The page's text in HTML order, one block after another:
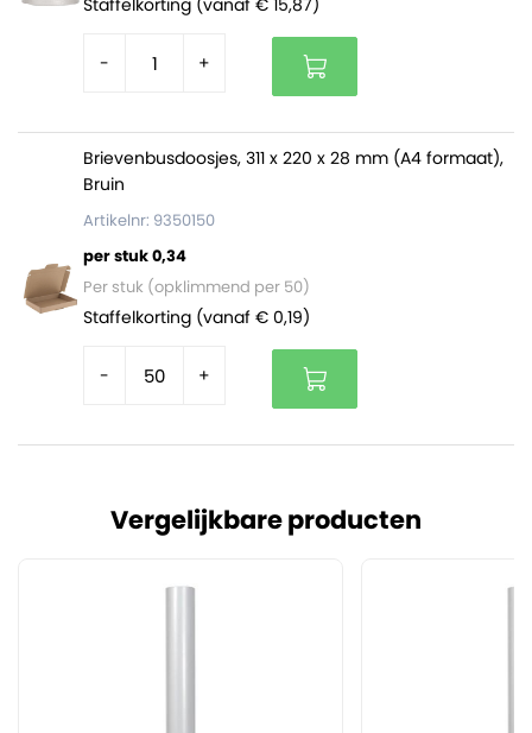
- +
Brievenbusdoosjes, 311 x 220 x 28 mm (A4 formaat),
Bruin
Artikelnr: 9350150
per stuk 0,34
Per stuk (opklimmend per 50)
Staffelkorting (vanaf € 0,19)
- +
Vergelijkbare producten